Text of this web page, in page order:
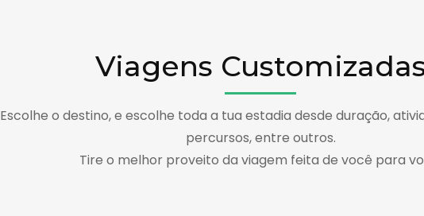
Viagens
Escolhe o destino, e escolhe toda a tua estadia desde duração,
percursos, entre outros.
Tire o melhor proveito da viagem feita de você para